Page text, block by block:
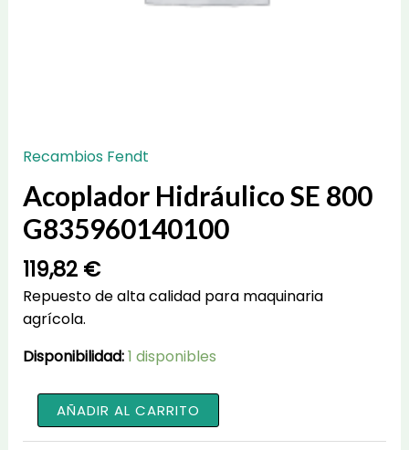
Recambios Fendt
Acoplador Hidráulico SE 800
G835960140100
119,82 €
Repuesto de alta calidad para maquinaria
agrícola.
Disponibilidad:1 disponibles
Acoplador
Hidráulico
AÑADIR AL CARRITO